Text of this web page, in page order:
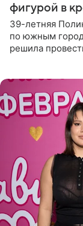
фигурой в
39-летняя
по южным
решила